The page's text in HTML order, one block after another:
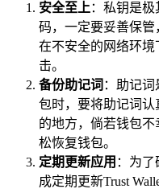
安全至上 ：私钥是
码，一定要妥善保
在不安全的网络环
击。
备份助记词 ：助记
包时，要将助记词
的地方，倘若钱包
松恢复钱包。
定期更新应用 ：为
成定期更新Trust